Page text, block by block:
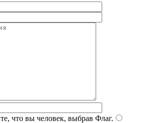
что вы человек, выбрав Флаг.